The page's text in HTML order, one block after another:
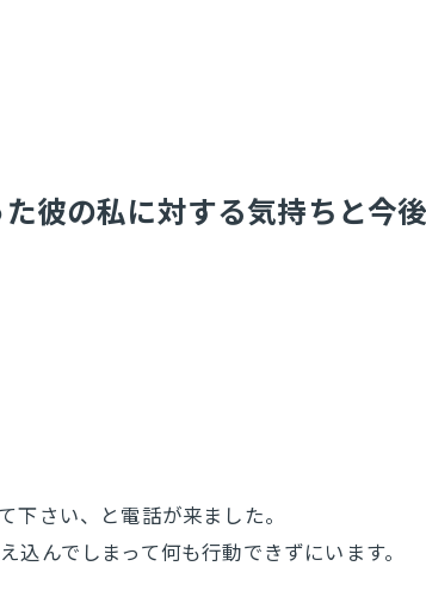
彼の私に対する気持ちと今
下さい、と電話が来ました。
んでしまって何も行動できずにいます。